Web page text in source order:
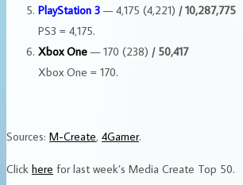
PlayStation 3 — 4,175 (4,221) / 10,287,775
PS3 = 4,175.
Xbox One — 170 (238) / 50,417
Xbox One = 170.
Sources: M-Create, 4Gamer.
Click here for last week’s Media Create Top 50.